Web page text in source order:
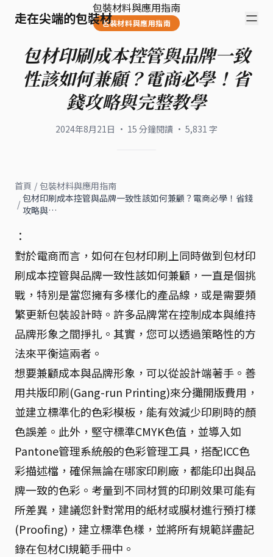
走在尖端的包裝材
包裝材料與應用指南
包裝材料與應用指南
包材印刷成本控管與品牌一致
性該如何兼顧？電商必學！省
錢攻略與完整教學
2024年8月21日 · 15 分鐘閱讀 · 5,831 字
首頁 / 包裝材料與應用指南
/ 包材印刷成本控管與品牌一致性該如何兼顧？電商必學！省錢
攻略與…
：
對於電商而言，如何在包材印刷上同時做到包材印
刷成本控管與品牌一致性該如何兼顧，一直是個挑
戰，特別是當您擁有多樣化的產品線，或是需要頻
繁更新包裝設計時。許多品牌常在控制成本與維持
品牌形象之間掙扎。其實，您可以透過策略性的方
法來平衡這兩者。
想要兼顧成本與品牌形象，可以從設計端著手。善
用共版印刷(Gang-run Printing)來分攤開版費用，
並建立標準化的色彩模板，能有效減少印刷時的顏
色誤差。此外，堅守標準CMYK色值，並導入如
Pantone管理系統般的色彩管理工具，搭配ICC色
彩描述檔，確保無論在哪家印刷廠，都能印出與品
牌一致的色彩。考量到不同材質的印刷效果可能有
所差異，建議您針對常用的紙材或膜材進行預打樣
(Proofing)，建立標準色樣，並將所有規範詳盡記
錄在包材CI規範手冊中。